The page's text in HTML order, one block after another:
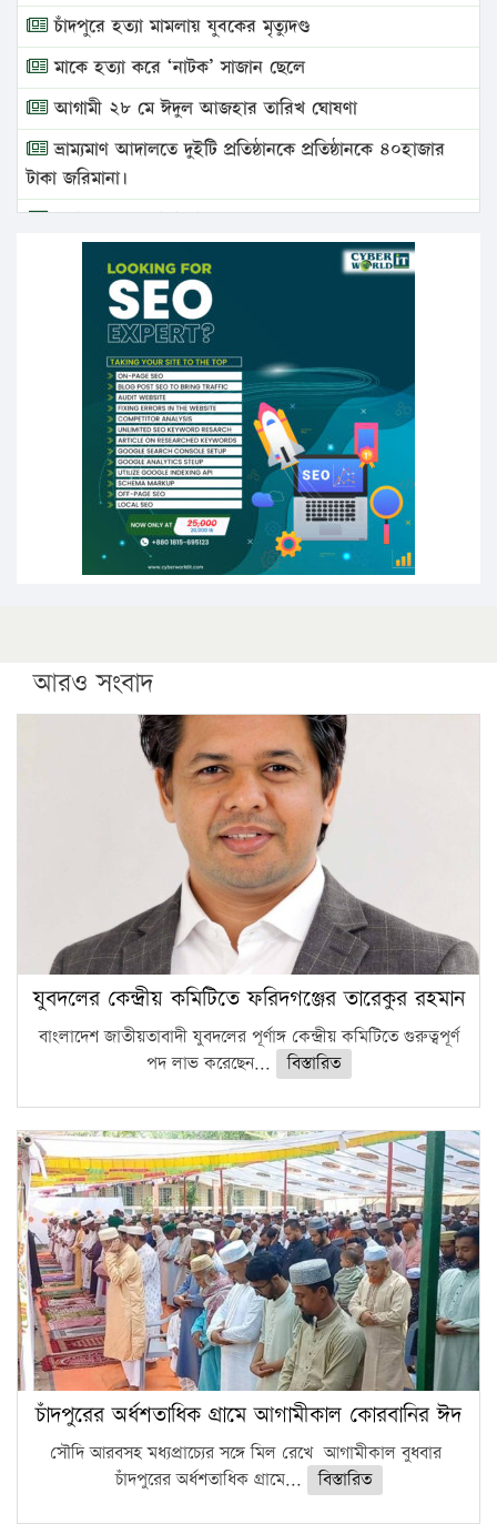
চাঁদপুরে হত্যা মামলায় যুবকের মৃত্যুদণ্ড
মাকে হত্যা করে ‘নাটক’ সাজান ছেলে
আগামী ২৮ মে ঈদুল আজহার তারিখ ঘোষণা
ভ্রাম্যমাণ আদালতে দুইটি প্রতিষ্ঠানকে প্রতিষ্ঠানকে ৪০হাজার
টাকা জরিমানা।
এবার লঞ্চের ভাড়া বাড়ল
১৭ থেকে ২১ শতাংশ বিদ্যুতের দাম বাড়ানোর প্রস্তাব পিডিবির
১৬ মে চাঁদপুর ও ২৫ মে ফেনী সফরে যাবেন প্রধানমন্ত্রী
উচ্চশিক্ষায় গৌরবময় অর্জন: পূর্ণ স্কলারশিপে যুক্তরাষ্ট্রে
পিএইচডি করছেন কুয়েটের কৃতি…
সারা দেশে বজ্রাঘাতে ১৪ জনের প্রাণহানি
কঠোর হচ্ছে এসএসসি ও এইচএসসি পরীক্ষা
ফরিদগঞ্জে আগুনে পুড়লো ৬ ব্যবসা প্রতিষ্ঠান
আরও সংবাদ
যুবদলের কেন্দ্রীয় কমিটিতে ফরিদগঞ্জের তারেকুর রহমান
বাংলাদেশ জাতীয়তাবাদী যুবদলের পূর্ণাঙ্গ কেন্দ্রীয় কমিটিতে গুরুত্বপূর্ণ
পদ লাভ করেছেন...
বিস্তারিত
চাঁদপুরের অর্ধশতাধিক গ্রামে আগামীকাল কোরবানির ঈদ
সৌদি আরবসহ মধ্যপ্রাচ্যের সঙ্গে মিল রেখে আগামীকাল বুধবার
চাঁদপুরের অর্ধশতাধিক গ্রামে...
বিস্তারিত